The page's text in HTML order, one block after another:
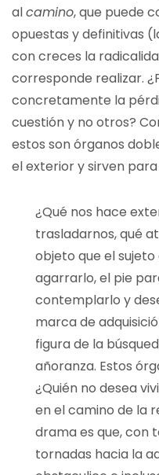
alcamino, que puede
opuestas y definitivas
con creces la
corresponde realizar.
concretamente la
cuestión y no otros?
estos son órganos
el exterior y sirven
¿Qué nos hace
trasladarnos, qué
objeto que el
agarrarlo, el pie
contemplarlo y
marca de
figura de la
añoranza. Estos
¿Quién no desea
en el camino de la
drama es que, con
tornadas hacia la